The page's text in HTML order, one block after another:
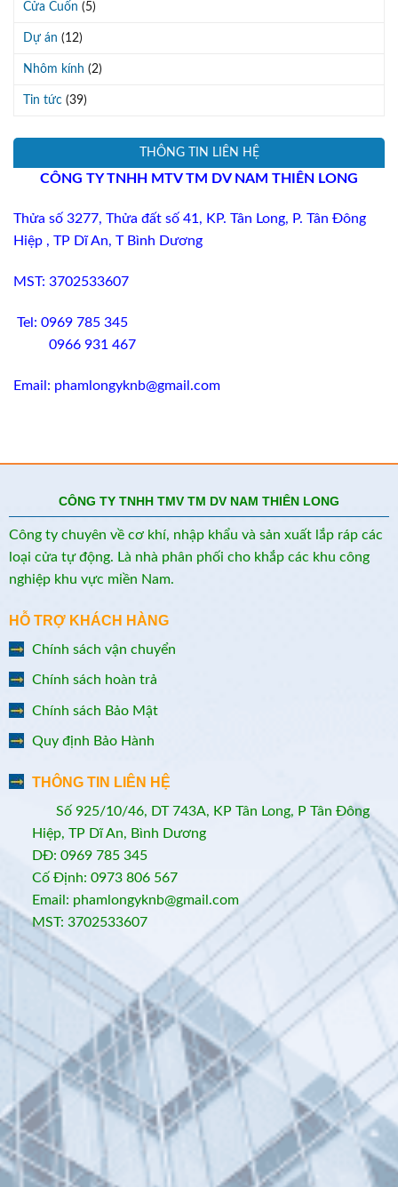
Cửa Cuốn (5)
Dự án (12)
Nhôm kính (2)
Tin tức (39)
THÔNG TIN LIÊN HỆ
CÔNG TY TNHH MTV TM DV NAM THIÊN LONG
Thửa số 3277, Thửa đất số 41, KP. Tân Long, P. Tân Đông
Hiệp , TP Dĩ An, TBình Dương
MST: 3702533607
Tel: 0969 785 345
0966 931 467
Email: phamlongyknb@gmail.com
CÔNG TY TNHH TMV TM DV NAM THIÊN LONG
Công ty chuyên về cơ khí, nhập khẩu và sản xuất lắp ráp các
loại cửa tự động. Là nhà phân phối cho khắp các khu công
nghiệp khu vực miền Nam.
HỖ TRỢ KHÁCH HÀNG
Chính sách vận chuyển
Chính sách hoàn trả
Chính sách Bảo Mật
Quy định Bảo Hành
THÔNG TIN LIÊN HỆ
Số 925/10/46, DT 743A, KP Tân Long, P Tân Đông
Hiệp, TP Dĩ An, Bình Dương
DĐ: 0969 785 345
Cố Định: 0973 806 567
Email: phamlongyknb@gmail.com
MST: 3702533607